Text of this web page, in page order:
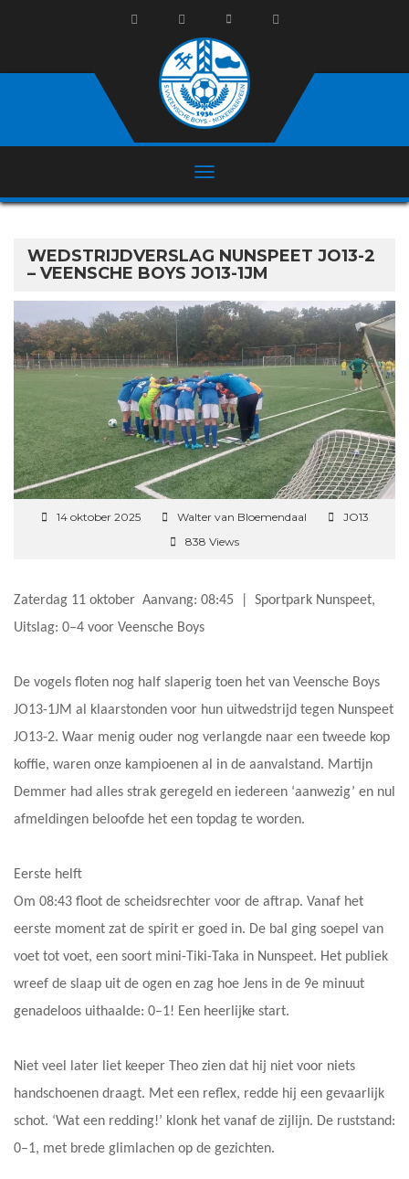
WEDSTRIJDVERSLAG NUNSPEET JO13-2
– VEENSCHE BOYS JO13-1JM
14 oktober 2025 Walter van Bloemendaal
JO13
838 Views
Zaterdag 11 oktober Aanvang: 08:45 | Sportpark Nunspeet,
Uitslag: 0–4 voor Veensche Boys
De vogels floten nog half slaperig toen het van Veensche Boys
JO13-1JM al klaarstonden voor hun uitwedstrijd tegen Nunspeet
JO13-2. Waar menig ouder nog verlangde naar een tweede kop
koffie, waren onze kampioenen al in de aanvalstand. Martijn
Demmer had alles strak geregeld en iedereen ‘aanwezig’ en nul
afmeldingen beloofde het een topdag te worden.
Eerste helft
Om 08:43 floot de scheidsrechter voor de aftrap. Vanaf het
eerste moment zat de spirit er goed in. De bal ging soepel van
voet tot voet, een soort mini-Tiki-Taka in Nunspeet. Het publiek
wreef de slaap uit de ogen en zag hoe Jens in de 9e minuut
genadeloos uithaalde: 0–1! Een heerlijke start.
Niet veel later liet keeper Theo zien dat hij niet voor niets
handschoenen draagt. Met een reflex, redde hij een gevaarlijk
schot. ‘Wat een redding!’ klonk het vanaf de zijlijn. De ruststand:
0–1, met brede glimlachen op de gezichten.